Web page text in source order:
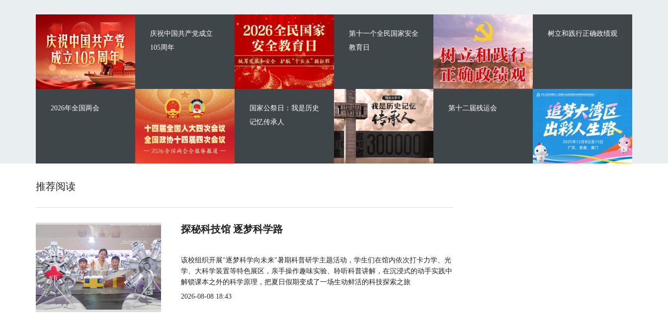
庆祝中国共产党成立
105周年
2026年全国两会
第十一个全民国家安全
教育日
国家公祭日：我是历史
记忆传承人
树立和践行正确政绩观
第十二届残运会
推荐阅读
探秘科技馆 逐梦科学路
该校组织开展"逐梦科学向未来"暑期科普研学主题活动，学生们在馆内依次打卡力学、光
学、大科学装置等特色展区，亲手操作趣味实验、聆听科普讲解，在沉浸式的动手实践中
解锁课本之外的科学原理，把夏日假期变成了一场生动鲜活的科技探索之旅
2026-08-08 18:43